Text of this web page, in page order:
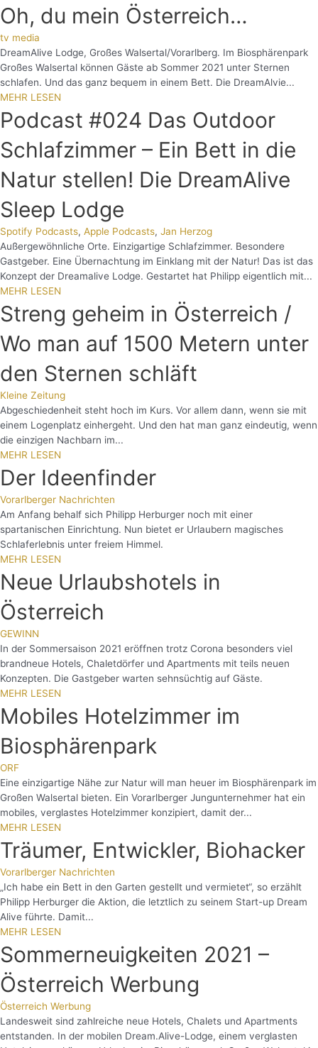
Oh, du mein Österreich…
tv media
DreamAlive Lodge, Großes Walsertal/Vorarlberg. Im Biosphärenpark
Großes Walsertal können Gäste ab Sommer 2021 unter Sternen
schlafen. Und das ganz bequem in einem Bett. Die DreamAlvie...
MEHR LESEN
Podcast #024 Das Outdoor
Schlafzimmer – Ein Bett in die
Natur stellen! Die DreamAlive
Sleep Lodge
Spotify Podcasts, Apple Podcasts, Jan Herzog
Außergewöhnliche Orte. Einzigartige Schlafzimmer. Besondere
Gastgeber. Eine Übernachtung im Einklang mit der Natur! Das ist das
Konzept der Dreamalive Lodge. Gestartet hat Philipp eigentlich mit...
MEHR LESEN
Streng geheim in Österreich /
Wo man auf 1500 Metern unter
den Sternen schläft
Kleine Zeitung
Abgeschiedenheit steht hoch im Kurs. Vor allem dann, wenn sie mit
einem Logenplatz einhergeht. Und den hat man ganz eindeutig, wenn
die einzigen Nachbarn im...
MEHR LESEN
Der Ideenfinder
Vorarlberger Nachrichten
Am Anfang behalf sich Philipp Herburger noch mit einer
spartanischen Einrichtung. Nun bietet er Urlaubern magisches
Schlaferlebnis unter freiem Himmel.
MEHR LESEN
Neue Urlaubshotels in
Österreich
GEWINN
In der Sommersaison 2021 eröffnen trotz Corona besonders viel
brandneue Hotels, Chaletdörfer und Apartments mit teils neuen
Konzepten. Die Gastgeber warten sehnsüchtig auf Gäste.
MEHR LESEN
Mobiles Hotelzimmer im
Biosphärenpark
ORF
Eine einzigartige Nähe zur Natur will man heuer im Biosphärenpark im
Großen Walsertal bieten. Ein Vorarlberger Jungunternehmer hat ein
mobiles, verglastes Hotelzimmer konzipiert, damit der...
MEHR LESEN
Träumer, Entwickler, Biohacker
Vorarlberger Nachrichten
„Ich habe ein Bett in den Garten gestellt und vermietet“, so erzählt
Philipp Herburger die Aktion, die letztlich zu seinem Start-up Dream
Alive führte. Damit...
MEHR LESEN
Sommerneuigkeiten 2021 –
Österreich Werbung
Österreich Werbung
Landesweit sind zahlreiche neue Hotels, Chalets und Apartments
entstanden. In der mobilen Dream.Alive-Lodge, einem verglasten